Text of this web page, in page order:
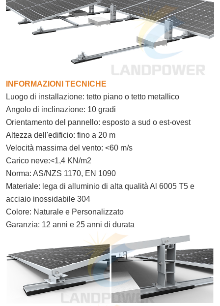
INFORMAZIONI TECNICHE
Luogo di installazione: tetto piano o tetto metallico
Angolo di inclinazione: 10 gradi
Orientamento del pannello: esposto a sud o est-ovest
Altezza dell'edificio: fino a 20 m
Velocità massima del vento: <60 m/s
Carico neve:<1,4 KN/m2
Norma: AS/NZS 1170, EN 1090
Materiale: lega di alluminio di alta qualità Al 6005 T5 e
acciaio inossidabile 304
Colore: Naturale e Personalizzato
Garanzia: 12 anni e 25 anni di durata